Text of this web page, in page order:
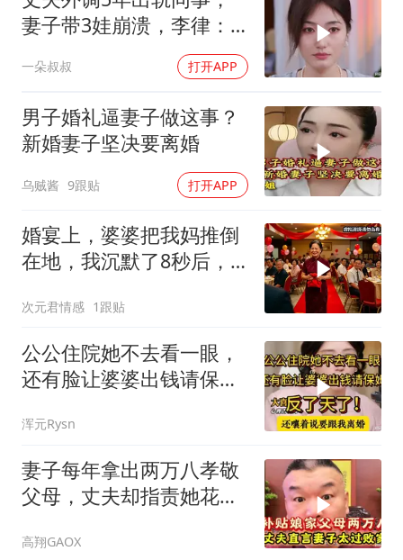
妻子带3娃崩溃，李律：
一朵叔叔 打开APP
男子婚礼逼妻子做这事？
新婚妻子坚决要离婚
乌贼酱 9跟贴 打开APP
婚宴上，婆婆把我妈推倒
在地，我沉默了8秒后，
次元君情感 1跟贴
公公住院她不去看一眼，
还有脸让婆婆出钱请保
浑元Rysn
妻子每年拿出两万八孝敬
父母，丈夫却指责她花钱
高翔GAOX